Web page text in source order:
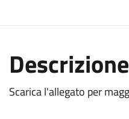
Descrizione
Scarica l'allegato per